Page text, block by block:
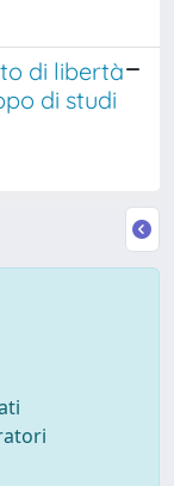
di libertà
di studi